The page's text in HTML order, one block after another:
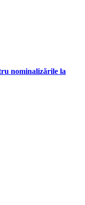
nominalizările la